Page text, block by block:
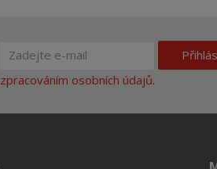
zpracováním osobních údajů.